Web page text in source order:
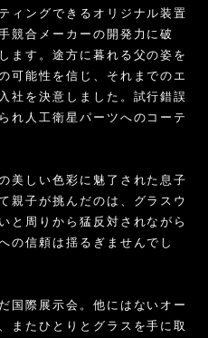
ィングできるオリジナル装置
競合メーカーの開発力に破
ます。途方に暮れる父の姿を
可能性を信じ、それまでのエ
社を決意しました。試行錯誤
れ人工衛星パーツへのコーテ
美しい色彩に魅了された息子
親子が挑んだのは、グラスウ
と周りから猛反対されながら
の信頼は揺るぎませんでし
国際展示会。他にはないオー
またひとりとグラスを手に取